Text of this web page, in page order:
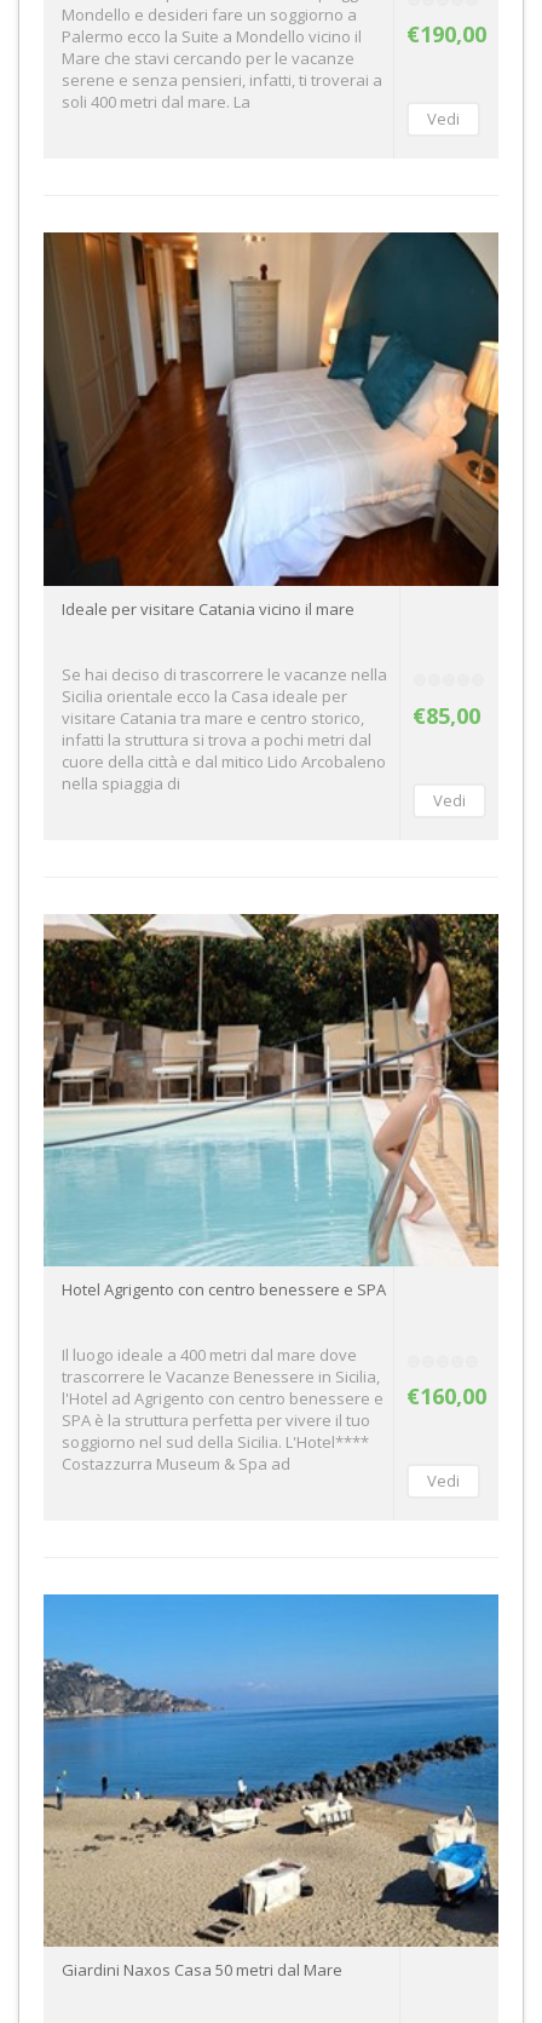
€190,00
Mondello e desideri fare un soggiorno a
Palermo ecco la Suite a Mondello vicino il
Mare che stavi cercando per le vacanze
serene e senza pensieri, infatti, ti troverai a
soli 400 metri dal mare. La
€85,00
Ideale per visitare Catania vicino il mare
Se hai deciso di trascorrere le vacanze nella
Sicilia orientale ecco la Casa ideale per
visitare Catania tra mare e centro storico,
infatti la struttura si trova a pochi metri dal
cuore della città e dal mitico Lido Arcobaleno
nella spiaggia di
€160,00
Hotel Agrigento con centro benessere e SPA
Il luogo ideale a 400 metri dal mare dove
trascorrere le Vacanze Benessere in Sicilia,
l'Hotel ad Agrigento con centro benessere e
SPA è la struttura perfetta per vivere il tuo
soggiorno nel sud della Sicilia. L'Hotel****
Costazzurra Museum & Spa ad
Giardini Naxos Casa 50 metri dal Mare